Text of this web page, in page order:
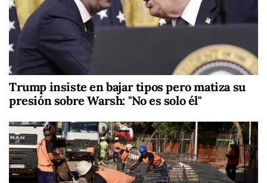
Trump insiste en bajar tipos pero matiza su
presión sobre Warsh: "No es solo él"